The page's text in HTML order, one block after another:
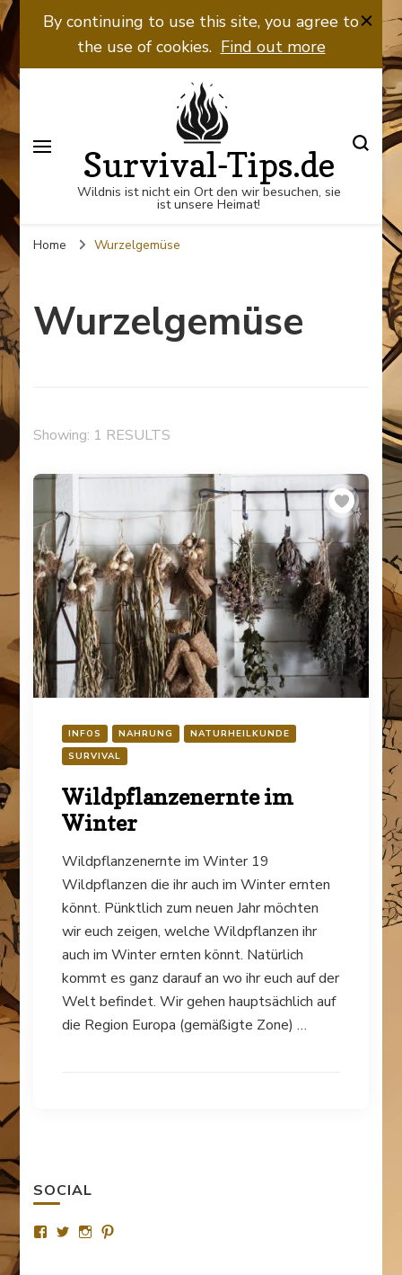
By continuing to use this site, you agree to
the use of cookies. Find out more
Survival-Tips.de
Wildnis ist nicht ein Ort den wir besuchen, sie
ist unsere Heimat!
Home Wurzelgemüse
Wurzelgemüse
Showing: 1 RESULTS
INFOS NAHRUNG
NATURHEILKUNDE
SURVIVAL
Wildpflanzenernte im
Winter
Wildpflanzenernte im Winter 19
Wildpflanzen die ihr auch im Winter ernten
könnt. Pünktlich zum neuen Jahr möchten
wir euch zeigen, welche Wildpflanzen ihr
auch im Winter ernten könnt. Natürlich
kommt es ganz darauf an wo ihr euch auf der
Welt befindet. Wir gehen hauptsächlich auf
die Region Europa (gemäßigte Zone) …
SOCIAL
Profil Profil Profil